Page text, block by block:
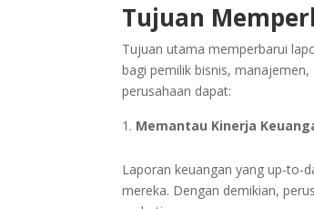
Tujuan
Tujuan utama memperbarui
bagi pemilik bisnis,
perusahaan dapat:
Memantau Kinerja
Laporan keuangan yang up-to-
mereka. Dengan demikian,